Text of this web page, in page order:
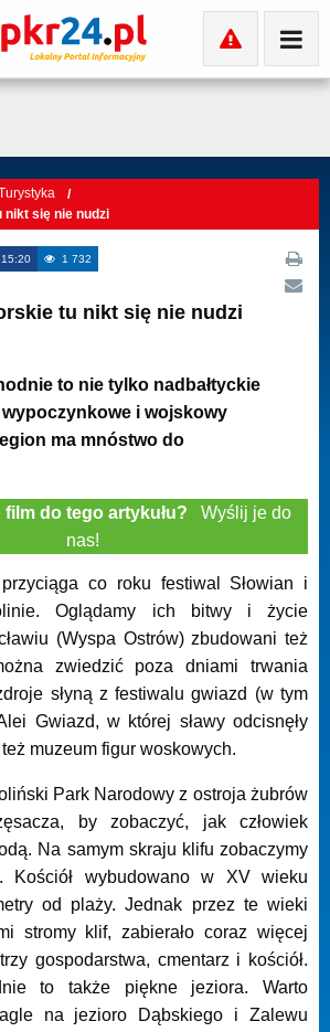
nikt się nie nudzi
1 732
tu nikt się nie nudzi
to nie tylko nadbałtyckie
i wojskowy
ma mnóstwo do
film do tego artykułu? Wyślij je do
nas!
co roku festiwal Słowian i
Oglądamy ich bitwy i życie
(Wyspa Ostrów) zbudowani też
zwiedzić poza dniami trwania
słyną z festiwalu gwiazd (w tym
Gwiazd, w której sławy odcisnęły
muzeum figur woskowych.
Park Narodowy z ostroja żubrów
by zobaczyć, jak człowiek
Na samym skraju klifu zobaczymy
Kościół wybudowano w XV wieku
od plaży. Jednak przez te wieki
stromy klif, zabierało coraz więcej
trzy gospodarstwa, cmentarz i kościół.
to także piękne jeziora. Warto
na jezioro Dąbskiego i Zalewu